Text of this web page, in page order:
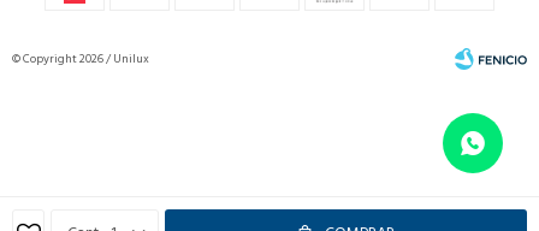
© Copyright 2026 / Unilux